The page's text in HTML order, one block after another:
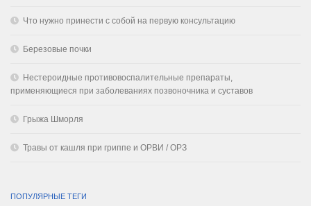
Что нужно принести с собой на первую консультацию
Березовые почки
Нестероидные противовоспалительные препараты,
применяющиеся при заболеваниях позвоночника и суставов
Грыжа Шморля
Травы от кашля при гриппе и ОРВИ / ОРЗ
ПОПУЛЯРНЫЕ ТЕГИ